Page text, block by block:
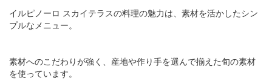
イルピノーロ スカイテラスの料理の魅力は、素材を活かしたシン
プルなメニュー。
素材へのこだわりが強く、産地や作り手を選んで揃えた旬の素材
を使っています。